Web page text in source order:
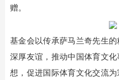
赠。
基金会以传承萨马兰奇先生
深厚友谊，推动中国体育文
想，促进国际体育文化交流